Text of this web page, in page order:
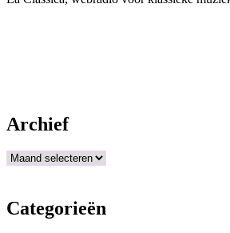
Archief
Archief
Categorieën